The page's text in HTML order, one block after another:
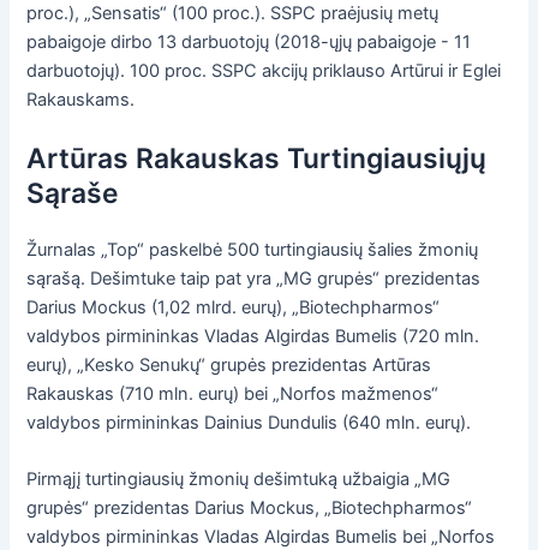
proc.), „Sensatis“ (100 proc.). SSPC praėjusių metų
pabaigoje dirbo 13 darbuotojų (2018-ųjų pabaigoje - 11
darbuotojų). 100 proc. SSPC akcijų priklauso Artūrui ir Eglei
Rakauskams.
Artūras Rakauskas Turtingiausiųjų
Sąraše
Žurnalas „Top“ paskelbė 500 turtingiausių šalies žmonių
sąrašą. Dešimtuke taip pat yra „MG grupės“ prezidentas
Darius Mockus (1,02 mlrd. eurų), „Biotechpharmos“
valdybos pirmininkas Vladas Algirdas Bumelis (720 mln.
eurų), „Kesko Senukų“ grupės prezidentas Artūras
Rakauskas (710 mln. eurų) bei „Norfos mažmenos“
valdybos pirmininkas Dainius Dundulis (640 mln. eurų).
Pirmąjį turtingiausių žmonių dešimtuką užbaigia „MG
grupės“ prezidentas Darius Mockus, „Biotechpharmos“
valdybos pirmininkas Vladas Algirdas Bumelis bei „Norfos